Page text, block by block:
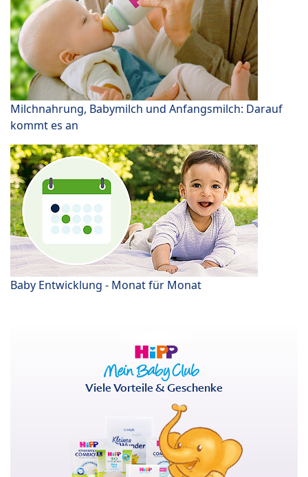
Milchnahrung, Babymilch und Anfangsmilch: Darauf
kommt es an
Baby Entwicklung - Monat für Monat
Viele Vorteile & Geschenke